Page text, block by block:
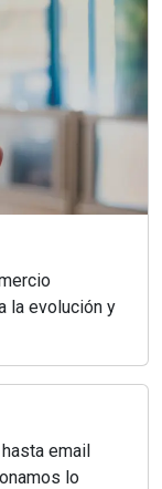
la evolución y
email
lo